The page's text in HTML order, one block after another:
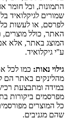
התמונות, וכל חומר
שמורים לגיקלואיד
לפרסם, או לעשות
האתר, כולל מוצרים,
המוצג באתר, אלא
ע''י גיקלואיד.
גילוי נאות: כמו לכל
מהלינקים באתר הם
במידה ומתבצעת
מפרסמים ביקורות
כל המוצרים
שהם מגניבים.